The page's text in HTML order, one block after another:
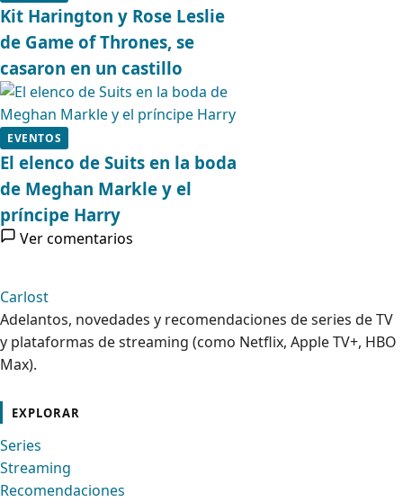
Kit Harington y Rose Leslie
de Game of Thrones, se
casaron en un castillo
EVENTOS
El elenco de Suits en la boda
de Meghan Markle y el
príncipe Harry
Ver comentarios
Carlost
Adelantos, novedades y recomendaciones de series de TV
y plataformas de streaming (como Netflix, Apple TV+, HBO
Max).
EXPLORAR
Series
Streaming
Recomendaciones